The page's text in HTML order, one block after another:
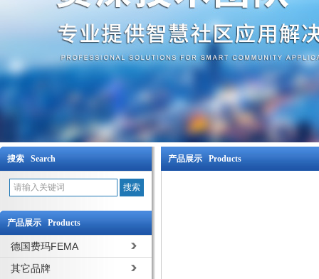
搜索 Search
产品展示 Products
德国费玛FEMA
其它品牌
产品展示 Products